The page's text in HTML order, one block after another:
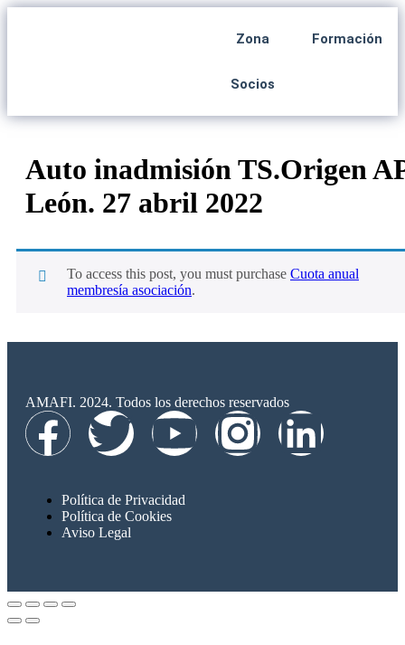
Zona
Socios
Formación
Auto inadmisión TS.Origen
León. 27 abril 2022
To access this post, you must purchase Cuota anual
membresía asociación.
AMAFI. 2024. Todos los derechos reservados
Política de Privacidad
Política de Cookies
Aviso Legal